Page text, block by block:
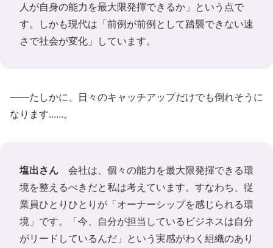
人が自身の能力を最大限発揮できるか」という点で
す。しかも現代は「前例が前例として踏襲できない速
さで社会が変化」しています。
――たしかに、日々のキャッチアップだけでも倒れそうに
なります......。
塩出さん 会社は、個々の能力を最大限発揮できる環
境を整えるべきだと私は考えています。すなわち、従
業員ひとりひとりが「オーナーシップを感じられる環
境」です。「今、自分が担当しているビジネスは自分
がリードしているんだ」という実感がわく組織のあり